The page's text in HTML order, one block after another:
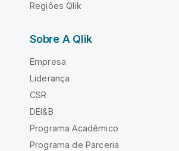
Regiões Qlik
Sobre A Qlik
Empresa
Liderança
CSR
DEI&B
Programa Acadêmico
Programa de Parceria